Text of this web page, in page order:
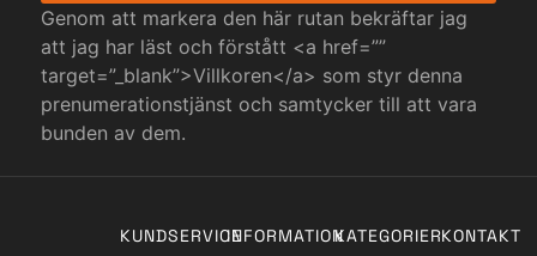
Genom att markera den här rutan bekräftar jag
att jag har läst och förstått <a href=””
target=”_blank”>Villkoren</a> som styr denna
prenumerationstjänst och samtycker till att vara
bunden av dem.
KUNDSERVICEINFORMATIONKATEGORIERKONTAKT